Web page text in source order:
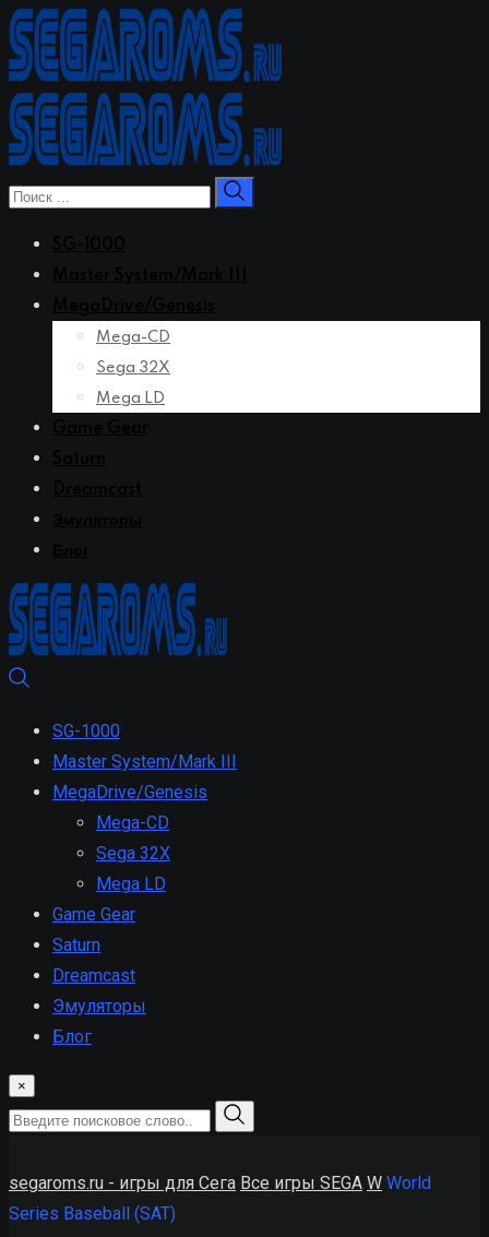
Перейти
к
контенту
Mega-CD
Sega 32X
Mega LD
SG-1000
Master System/Mark III
MegaDrive/Genesis
Mega-CD
Sega 32X
Mega LD
Game Gear
Saturn
Dreamcast
Эмуляторы
Блог
×
segaroms.ru - игры для Сега Все игры SEGA W World
Series Baseball (SAT)